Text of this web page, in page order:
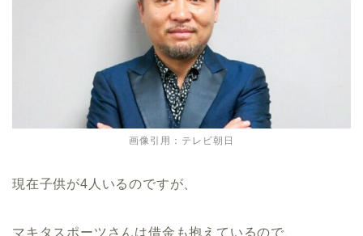
画像引用：テレビ朝日
現在子供が4人いるのですが、
マキタスポーツさんは借金も抱えているので、